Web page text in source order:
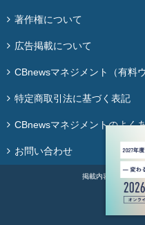
著作権について
広告掲載について
CBnewsマネジメント（有料
特定商取引法に基づく表記
CBnewsマネジメントのよく
お問い合わせ
掲載内容の無断転
© ＣＢ